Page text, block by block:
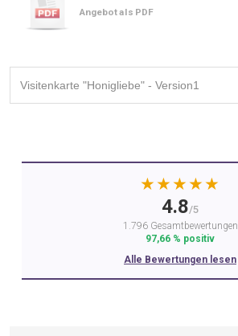
Angebot als PDF
★★★★★
4.8/5
1.796 Gesamtbewertungen
97,66 % positiv
Alle Bewertungen lesen